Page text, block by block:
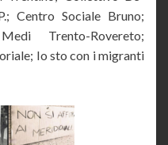
Centro Sociale Bruno;
Trento-Rovereto;
Io sto con i migranti